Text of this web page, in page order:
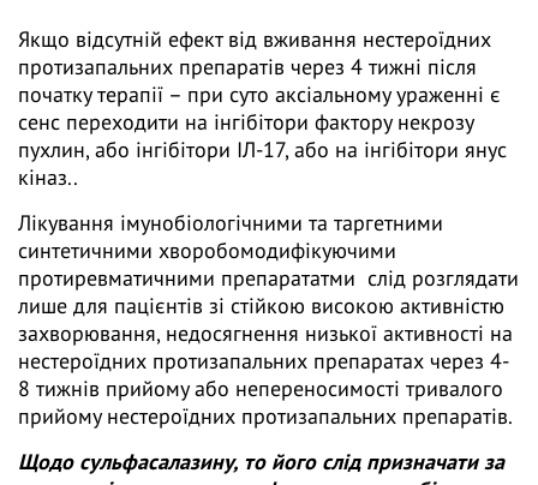
Якщо відсутній ефект від вживання нестероїдних
протизапальних препаратів через 4 тижні після
початку терапії – при суто аксіальному ураженні є
сенс переходити на інгібітори фактору некрозу
пухлин, або інгібітори ІЛ-17, або на інгібітори янус
кіназ..
Лікування імунобіологічними та таргетними
синтетичними хворобомодифікуючими
протиревматичними препарататми слід розглядати
лише для пацієнтів зі стійкою високою активністю
захворювання, недосягнення низької активності на
нестероїдних протизапальних препаратах через 4-
8 тижнів прийому або непереносимості тривалого
прийому нестероїдних протизапальних препаратів.
Щодо сульфасалазину, то його слід призначати за